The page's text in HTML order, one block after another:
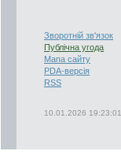
Зворотній зв'язок
Публічна угода
Мапа сайту
PDA-версія
RSS
10.01.2026 19:23:01